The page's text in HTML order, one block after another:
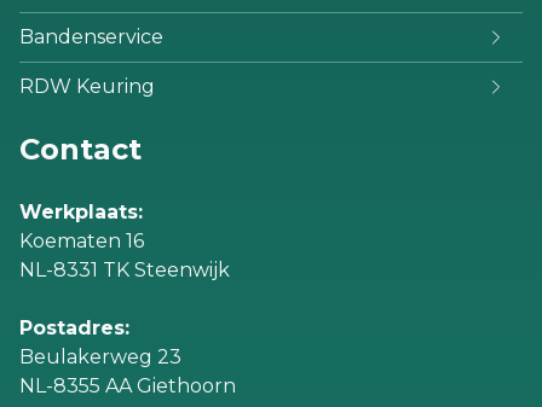
Bandenservice
RDW Keuring
Contact
Werkplaats:
Koematen 16
NL-8331 TK Steenwijk
Postadres:
Beulakerweg 23
NL-8355 AA Giethoorn